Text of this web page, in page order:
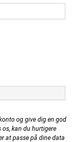
og give dig en god
os, kan du hurtigere
at passe på dine data